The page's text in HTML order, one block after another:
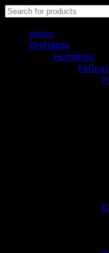
Inicio
Disfraces
Hombres